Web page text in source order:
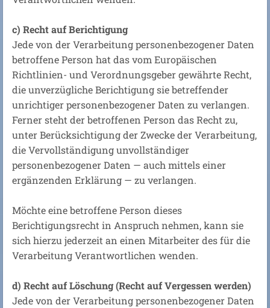
c) Recht auf Berichtigung
Jede von der Verarbeitung personenbezogener Daten
betroffene Person hat das vom Europäischen
Richtlinien- und Verordnungsgeber gewährte Recht,
die unverzügliche Berichtigung sie betreffender
unrichtiger personenbezogener Daten zu verlangen.
Ferner steht der betroffenen Person das Recht zu,
unter Berücksichtigung der Zwecke der Verarbeitung,
die Vervollständigung unvollständiger
personenbezogener Daten — auch mittels einer
ergänzenden Erklärung — zu verlangen.
Möchte eine betroffene Person dieses
Berichtigungsrecht in Anspruch nehmen, kann sie
sich hierzu jederzeit an einen Mitarbeiter des für die
Verarbeitung Verantwortlichen wenden.
d) Recht auf Löschung (Recht auf Vergessen werden)
Jede von der Verarbeitung personenbezogener Daten